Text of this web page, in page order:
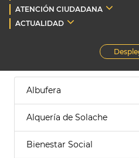
ATENCIÓN CIUDADANA
ACTUALIDAD
Albufera
Alquería de Solache
Bienestar Social